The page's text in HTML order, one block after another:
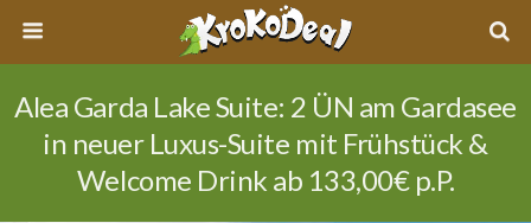
Alea Garda Lake Suite: 2 ÜN am Gardasee
in neuer Luxus-Suite mit Frühstück &
Welcome Drink ab 133,00€ p.P.